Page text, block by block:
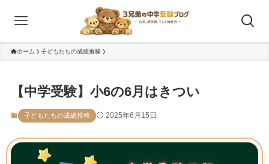
ホーム 子どもたちの成績推移
【中学受験】小6の6月はきつい
子どもたちの成績推移 2025年6月15日